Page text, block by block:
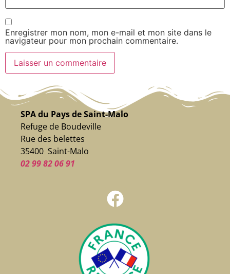
Enregistrer mon nom, mon e-mail et mon site dans le
navigateur pour mon prochain commentaire.
SPA du Pays de Saint-Malo
Refuge de Boudeville
Rue des belettes
35400 Saint-Malo
02 99 82 06 91